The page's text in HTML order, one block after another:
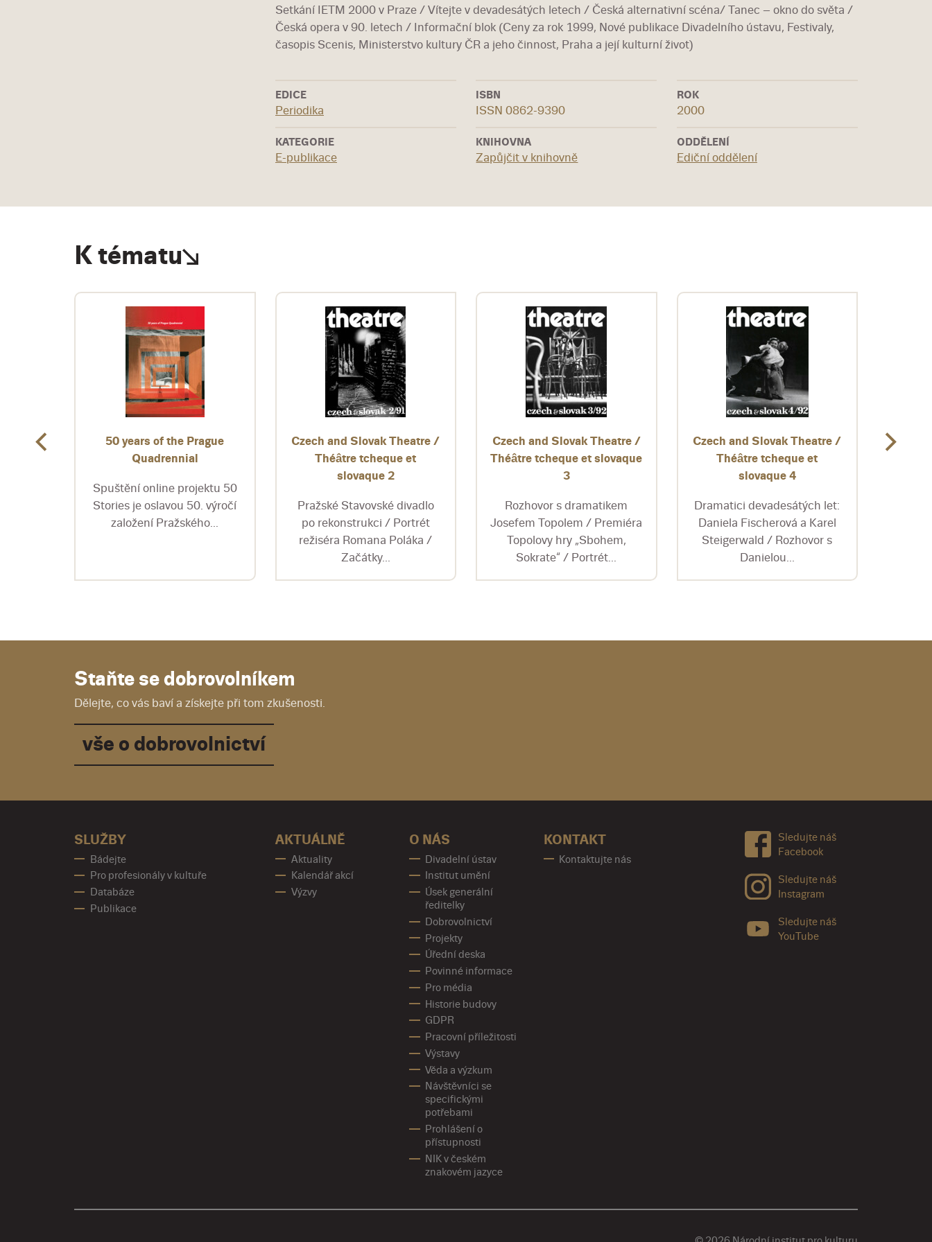
Setkání IETM 2000 v Praze / Vítejte v devadesátých letech / Česká alternativní scéna/ Tanec – okno do světa /
Česká opera v 90. letech / Informační blok (Ceny za rok 1999, Nové publikace Divadelního ústavu, Festivaly,
časopis Scenis, Ministerstvo kultury ČR a jeho činnost, Praha a její kulturní život)
EDICE
Periodika
ISBN
ISSN 0862-9390
ROK
2000
KATEGORIE
E-publikace
KNIHOVNA
Zapůjčit v knihovně
ODDĚLENÍ
Ediční oddělení
K tématu
50 years of the Prague
Quadrennial
Spuštění online projektu 50
Stories je oslavou 50. výročí
založení Pražského...
Czech and Slovak Theatre /
Théâtre tcheque et
slovaque 2
Pražské Stavovské divadlo
po rekonstrukci / Portrét
režiséra Romana Poláka /
Začátky...
Czech and Slovak Theatre /
Théâtre tcheque et slovaque
3
Rozhovor s dramatikem
Josefem Topolem / Premiéra
Topolovy hry „Sbohem,
Sokrate“ / Portrét...
Czech and Slovak Theatre /
Théâtre tcheque et
slovaque 4
Dramatici devadesátých let:
Daniela Fischerová a Karel
Steigerwald / Rozhovor s
Danielou...
Czech
Staňte se dobrovolníkem
Dělejte, co vás baví a získejte při tom zkušenosti.
vše o dobrovolnictví
SLUŽBY
Bádejte
Pro profesionály v kultuře
Databáze
Publikace
AKTUÁLNĚ
Aktuality
Kalendář akcí
Výzvy
O NÁS
Divadelní ústav
Institut umění
Úsek generální
ředitelky
Dobrovolnictví
Projekty
Úřední deska
Povinné informace
Pro média
Historie budovy
GDPR
Pracovní příležitosti
Výstavy
Věda a výzkum
Návštěvníci se
specifickými
potřebami
Prohlášení o
přístupnosti
NIK v českém
znakovém jazyce
KONTAKT
Kontaktujte nás
Sledujte náš
Facebook
Sledujte náš
Instagram
Sledujte náš
YouTube